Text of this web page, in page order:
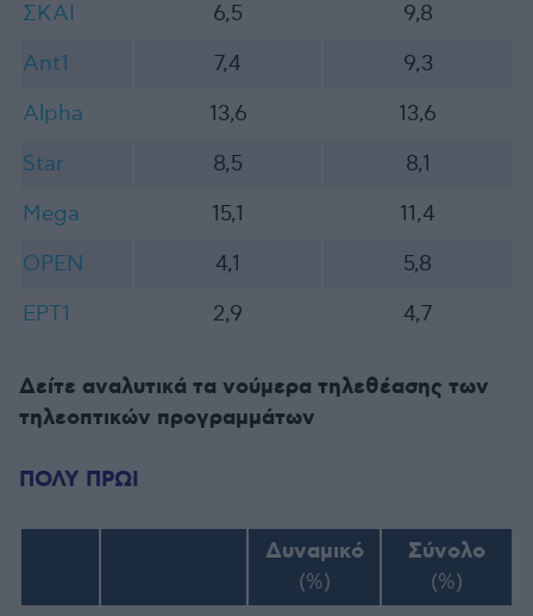
ΣΚΑΙ
6,5
9,8
Ant1
7,4
9,3
Alpha
13,6
13,6
Star
8,5
8,1
Mega
15,1
11,4
OPEN
4,1
5,8
ΕΡΤ1
2,9 4,7
Δείτε αναλυτικά τα νούμερα τηλεθέασης των
τηλεοπτικών προγραμμάτων
ΠΟΛΥ ΠΡΩΙ
Δυναμικό
(%)
Σύνολο
(%)